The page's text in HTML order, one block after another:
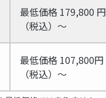
最低価格 179,800 円
（税込）～
最低価格 107,800円
（税込）～